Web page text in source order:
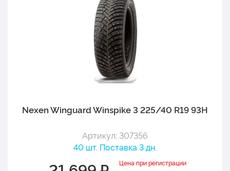
Nexen Winguard Winspike 3 225/40 R19 93H
Артикул: 307356
40 шт. Поставка 3 дн.
Цена при регистрации